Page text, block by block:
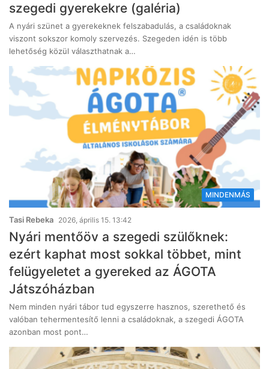
szegedi gyerekekre (galéria)
A nyári szünet a gyerekeknek felszabadulás, a családoknak
viszont sokszor komoly szervezés. Szegeden idén is több
lehetőség közül választhatnak a…
MINDENMÁS
Tasi Rebeka 2026, április 15. 13:42
Nyári mentőöv a szegedi szülőknek:
ezért kaphat most sokkal többet, mint
felügyeletet a gyereked az ÁGOTA
Játszóházban
Nem minden nyári tábor tud egyszerre hasznos, szerethető és
valóban tehermentesítő lenni a családoknak, a szegedi ÁGOTA
azonban most pont…